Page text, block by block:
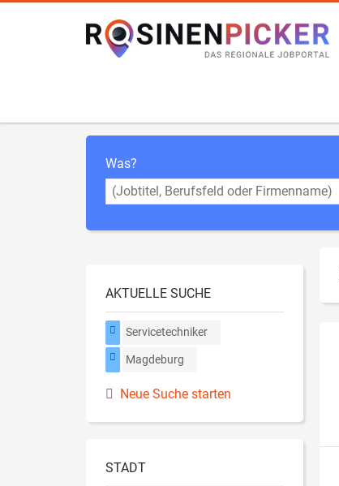
Was?
AKTUELLE SUCHE
Servicetechniker
Magdeburg
Neue Suche starten
STADT